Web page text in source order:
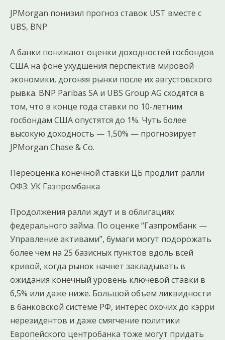
JPMorgan понизил прогноз ставок UST вместе с
UBS, BNP
А банки понижают оценки доходностей госбондов
США на фоне ухудшения перспектив мировой
экономики, догоняя рынки после их августовского
рывка. BNP Paribas SA и UBS Group AG сходятся в
том, что в конце года ставки по 10-летним
госбондам США опустятся до 1%. Чуть более
высокую доходность — 1,50% — прогнозирует
JPMorgan Chase & Co.
Переоценка конечной ставки ЦБ продлит ралли
ОФЗ: УК Газпромбанка
Продолжения ралли ждут и в облигациях
федерального займа. По оценке “Газпромбанк —
Управление активами”, бумаги могут подорожать
более чем на 25 базисных пунктов вдоль всей
кривой, когда рынок начнет закладывать в
ожидания конечный уровень ключевой ставки в
6,5% или даже ниже. Большой объем ликвидности
в банковской системе РФ, интерес охочих до кэрри
нерезидентов и даже смягчение политики
Европейского центробанка тоже могут придать